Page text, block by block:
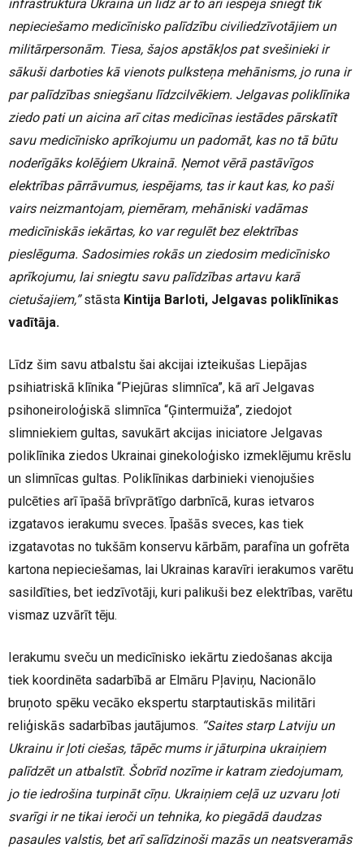
infrastruktūra Ukrainā un līdz ar to arī iespēja sniegt tik
nepieciešamo medicīnisko palīdzību civiliedzīvotājiem un
militārpersonām. Tiesa, šajos apstākļos pat svešinieki ir
sākuši darboties kā vienots pulksteņa mehānisms, jo runa ir
par palīdzības sniegšanu līdzcilvēkiem. Jelgavas poliklīnika
ziedo pati un aicina arī citas medicīnas iestādes pārskatīt
savu medicīnisko aprīkojumu un padomāt, kas no tā būtu
noderīgāks kolēģiem Ukrainā. Ņemot vērā pastāvīgos
elektrības pārrāvumus, iespējams, tas ir kaut kas, ko paši
vairs neizmantojam, piemēram, mehāniski vadāmas
medicīniskās iekārtas, ko var regulēt bez elektrības
pieslēguma. Sadosimies rokās un ziedosim medicīnisko
aprīkojumu, lai sniegtu savu palīdzības artavu karā
cietušajiem,”stāsta Kintija Barloti, Jelgavas poliklīnikas
vadītāja.
Līdz šim savu atbalstu šai akcijai izteikušas Liepājas
psihiatriskā klīnika “Piejūras slimnīca”, kā arī Jelgavas
psihoneiroloģiskā slimnīca “Ģintermuiža”, ziedojot
slimniekiem gultas, savukārt akcijas iniciatore Jelgavas
poliklīnika ziedos Ukrainai ginekoloģisko izmeklējumu krēslu
un slimnīcas gultas. Poliklīnikas darbinieki vienojušies
pulcēties arī īpašā brīvprātīgo darbnīcā, kuras ietvaros
izgatavos ierakumu sveces. Īpašās sveces, kas tiek
izgatavotas no tukšām konservu kārbām, parafīna un gofrēta
kartona nepieciešamas, lai Ukrainas karavīri ierakumos varētu
sasildīties, bet iedzīvotāji, kuri palikuši bez elektrības, varētu
vismaz uzvārīt tēju.
Ierakumu sveču un medicīnisko iekārtu ziedošanas akcija
tiek koordinēta sadarbībā ar Elmāru Pļaviņu, Nacionālo
bruņoto spēku vecāko ekspertu starptautiskās militāri
reliģiskās sadarbības jautājumos. “Saites starp Latviju un
Ukrainu ir ļoti ciešas, tāpēc mums ir jāturpina ukraiņiem
palīdzēt un atbalstīt. Šobrīd nozīme ir katram ziedojumam,
jo tie iedrošina turpināt cīņu. Ukraiņiem ceļā uz uzvaru ļoti
svarīgi ir ne tikai ieroči un tehnika, ko piegādā daudzas
pasaules valstis, bet arī salīdzinoši mazās un neatsveramās